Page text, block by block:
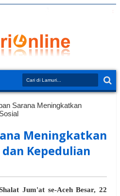
Sarana Meningkatkan
Meningkatkan
Kepedulian
Jum'at se-Aceh Besar, 22